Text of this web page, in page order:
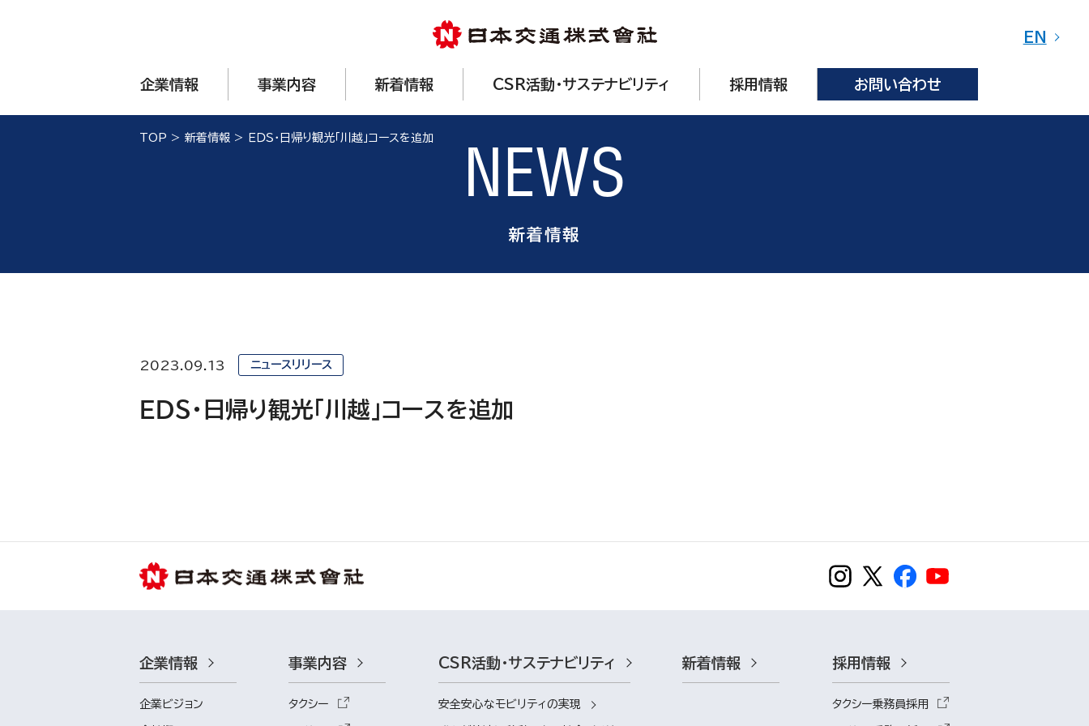
EN
企業情報 事業内容 新着情報 CSR活動・サステナビリティ 採用情報 お問い合わせ
TOP > 新着情報 > ＥＤＳ・日帰り観光「川越」コースを追加
NEWS
新着情報
2023.09.13 ニュースリリース
ＥＤＳ・日帰り観光「川越」コースを追加
企業情報
企業ビジョン
事業内容
タクシー
CSR活動・サステナビリティ
安全安心なモビリティの実現
新着情報 採用情報
タクシー乗務員採用